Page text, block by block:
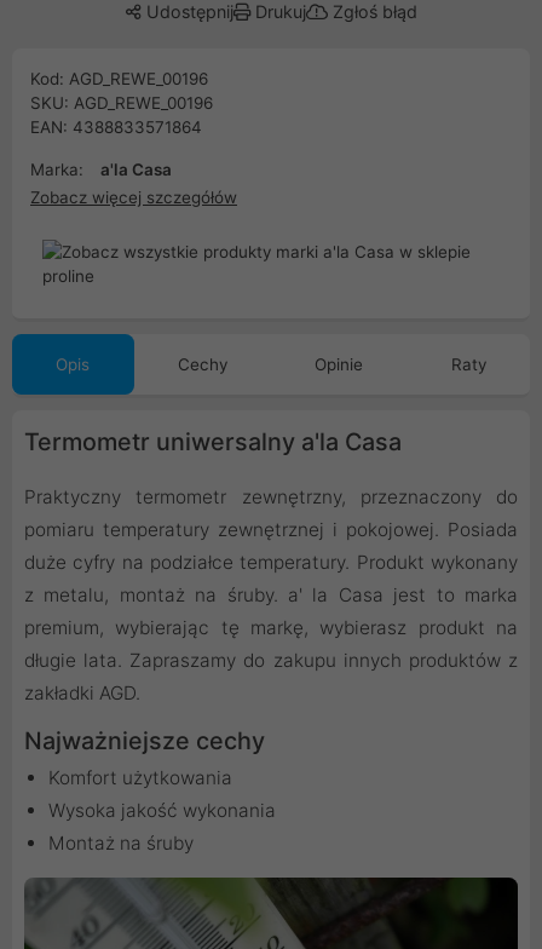
Udostępnij Drukuj Zgłoś błąd
Kod: AGD_REWE_00196
SKU: AGD_REWE_00196
EAN: 4388833571864
Marka:
a'la Casa
Zobacz więcej szczegółów
Opis Cechy Opinie Raty
Termometr uniwersalny a'la Casa
Praktyczny termometr zewnętrzny, przeznaczony do
pomiaru temperatury zewnętrznej i pokojowej. Posiada
duże cyfry na podziałce temperatury. Produkt wykonany
z metalu, montaż na śruby. a' la Casa jest to marka
premium, wybierając tę markę, wybierasz produkt na
długie lata. Zapraszamy do zakupu innych produktów z
zakładki AGD.
Najważniejsze cechy
Komfort użytkowania
Wysoka jakość wykonania
Montaż na śruby